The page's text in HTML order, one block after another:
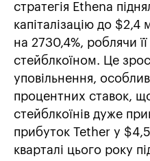
стратегія Ethena
капіталізацію до
на 2730,4%, роблячи
стейблкоїном. Це
уповільнення,
процентних ставок,
стейблкоїнів дуже
прибуток Tether у
кварталі цього року